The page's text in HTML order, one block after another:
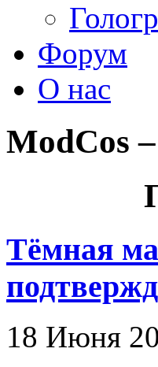
Форум
О нас
ModCos
Тёмная
18 Июня